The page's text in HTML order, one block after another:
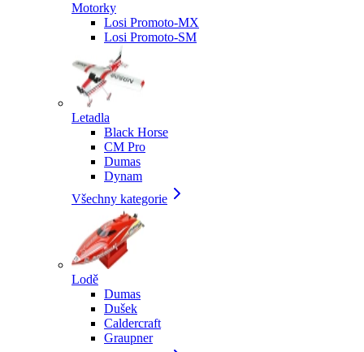
Motorky
Losi Promoto-MX
Losi Promoto-SM
Letadla
Black Horse
CM Pro
Dumas
Dynam
Všechny kategorie
Lodě
Dumas
Dušek
Caldercraft
Graupner